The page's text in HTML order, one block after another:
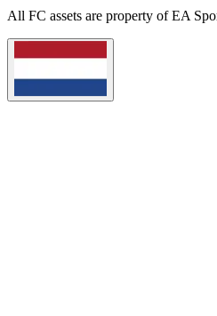
All FC assets are property of EA